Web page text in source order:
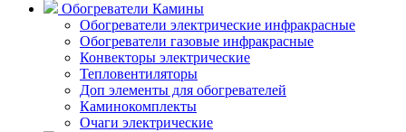
Обогреватели Камины
Обогреватели электрические инфракрасные
Обогреватели газовые инфракрасные
Конвекторы электрические
Тепловентиляторы
Доп элементы для обогревателей
Каминокомплекты
Очаги электрические